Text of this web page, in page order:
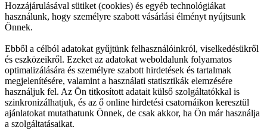
Hozzájárulásával sütiket (cookies) és egyéb technológiákat
használunk, hogy személyre szabott vásárlási élményt nyújtsunk
Önnek.
Ebből a célból adatokat gyűjtünk felhasználóinkról, viselkedésükről
és eszközeikről. Ezeket az adatokat weboldalunk folyamatos
optimalizálására és személyre szabott hirdetések és tartalmak
megjelenítésére, valamint a használati statisztikák elemzésére
használjuk fel. Az Ön titkosított adatait külső szolgáltatókkal is
szinkronizálhatjuk, és az ő online hirdetési csatornáikon keresztül
ajánlatokat mutathatunk Önnek, de csak akkor, ha Ön már használja
a szolgáltatásaikat.